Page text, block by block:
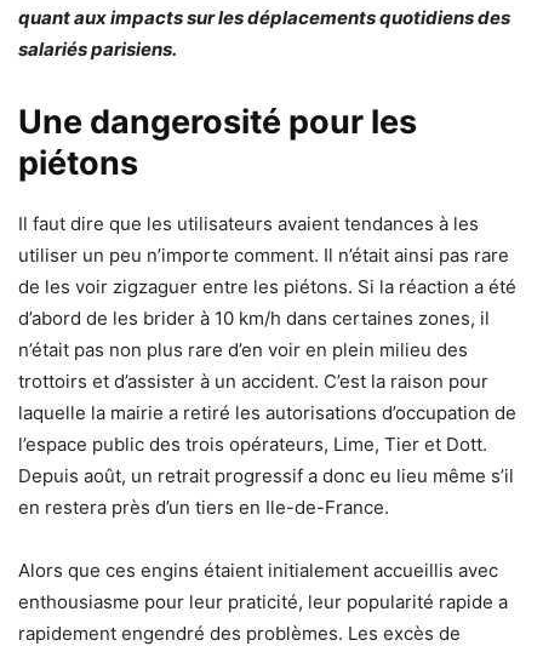
quant aux impacts sur les déplacements quotidiens des
salariés parisiens.
Une dangerosité pour les
piétons
Il faut dire que les utilisateurs avaient tendances à les
utiliser un peu n’importe comment. Il n’était ainsi pas rare
de les voir zigzaguer entre les piétons. Si la réaction a été
d’abord de les brider à 10 km/h dans certaines zones, il
n’était pas non plus rare d’en voir en plein milieu des
trottoirs et d’assister à un accident. C’est la raison pour
laquelle la mairie a retiré les autorisations d’occupation de
l’espace public des trois opérateurs, Lime, Tier et Dott.
Depuis août, un retrait progressif a donc eu lieu même s’il
en restera près d’un tiers en Ile-de-France.
Alors que ces engins étaient initialement accueillis avec
enthousiasme pour leur praticité, leur popularité rapide a
rapidement engendré des problèmes. Les excès de